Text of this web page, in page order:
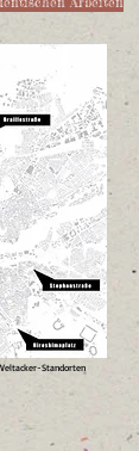
Standorten